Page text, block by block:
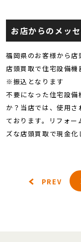
お店からのメッ
福岡県のお客様から店
店頭買取で住宅設備
※振込となります
不要になった住宅設
か？当店では、使用
ております。リフォ
ズな店頭買取で現金化
PREV